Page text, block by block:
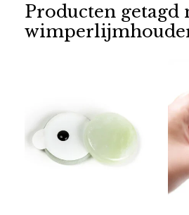
Producten getagd